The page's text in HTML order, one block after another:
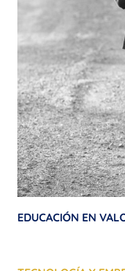
EDUCACIÓN EN